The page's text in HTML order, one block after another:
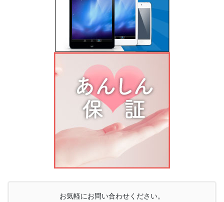
お気軽にお問い合わせください。